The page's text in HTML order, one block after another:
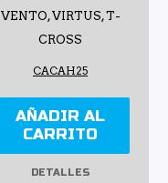
VENTO, VIRTUS, T-
CROSS
CACAH25
AÑADIR AL
CARRITO
DETALLES